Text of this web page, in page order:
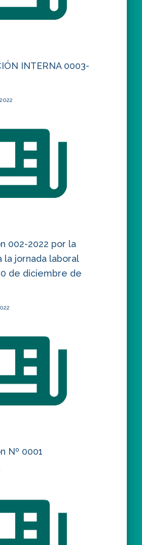
INTERNA 0003-
002-2022 por la
la jornada laboral
de diciembre de
Nº 0001